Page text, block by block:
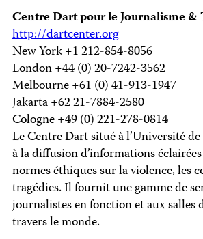
Centre Dart pour le Journalisme &
http://dartcenter.org
New York +1 212-854-8056
London +44 (0) 20-7242-3562
Melbourne +61 (0) 41-913-1947
Jakarta +62 21-7884-2580
Cologne +49 (0) 221-278-0814
Le Centre Dart situé à l’Université
à la diffusion d’informations
normes éthiques sur la violence, les
tragédies. Il fournit une gamme de
journalistes en fonction et aux salles
travers le monde.